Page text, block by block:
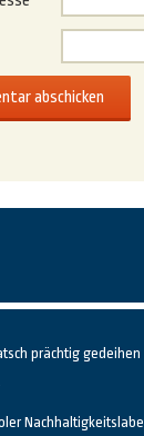
prächtig gedeihen
Nachhaltigkeitslabel